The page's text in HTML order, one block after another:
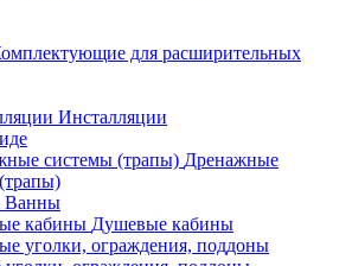
для расширительных
Инсталляции
Дренажные
Ванны
Душевые кабины